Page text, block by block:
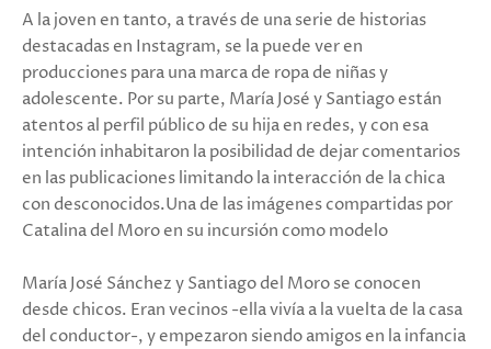
A la joven en tanto, a través de una serie de historias
destacadas en Instagram, se la puede ver en
producciones para una marca de ropa de niñas y
adolescente. Por su parte, María José y Santiago están
atentos al perfil público de su hija en redes, y con esa
intención inhabitaron la posibilidad de dejar comentarios
en las publicaciones limitando la interacción de la chica
con desconocidos.Una de las imágenes compartidas por
Catalina del Moro en su incursión como modelo
María José Sánchez y Santiago del Moro se conocen
desde chicos. Eran vecinos -ella vivía a la vuelta de la casa
del conductor-, y empezaron siendo amigos en la infancia